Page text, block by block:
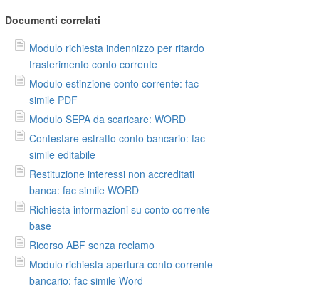
Documenti correlati
Modulo richiesta indennizzo per ritardo
trasferimento conto corrente
Modulo estinzione conto corrente: fac
simile PDF
Modulo SEPA da scaricare: WORD
Contestare estratto conto bancario: fac
simile editabile
Restituzione interessi non accreditati
banca: fac simile WORD
Richiesta informazioni su conto corrente
base
Ricorso ABF senza reclamo
Modulo richiesta apertura conto corrente
bancario: fac simile Word